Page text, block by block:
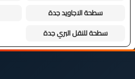
سطحة الاجاويد جدة
سطحة للنقل البري جدة